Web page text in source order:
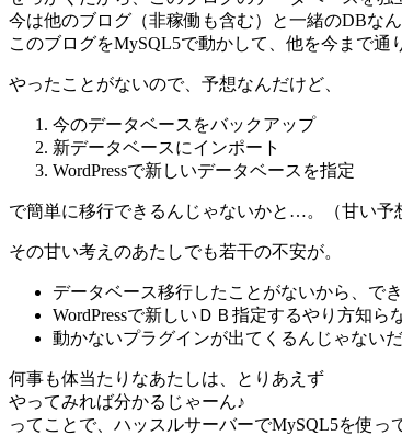
今は他のブログ（非稼働も含む）と一緒のDBなん
このブログをMySQL5で動かして、他を今まで通
やったことがないので、予想なんだけど、
今のデータベースをバックアップ
新データベースにインポート
WordPressで新しいデータベースを指定
で簡単に移行できるんじゃないかと…。（甘い予
その甘い考えのあたしでも若干の不安が。
データベース移行したことがないから、で
WordPressで新しいＤＢ指定するやり方知ら
動かないプラグインが出てくるんじゃない
何事も体当たりなあたしは、とりあえず
やってみれば分かるじゃーん♪
ってことで、ハッスルサーバーでMySQL5を使っ